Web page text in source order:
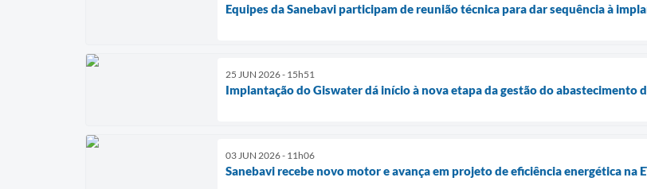
Equipes da Sanebavi participam de reunião técnica para dar sequência à
25 JUN 2026 - 15h51
Implantação do Giswater dá início à nova etapa da gestão do abastecimento
03 JUN 2026 - 11h06
Sanebavi recebe novo motor e avança em projeto de eficiência energética na